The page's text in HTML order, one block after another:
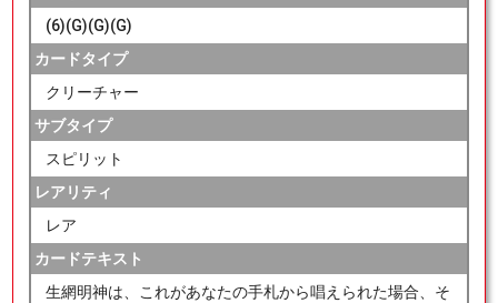
(6)(G)(G)(G)
カードタイプ
クリーチャー
サブタイプ
スピリット
レアリティ
レア
カードテキスト
生網明神は、これがあなたの手札から唱えられた場合、そ